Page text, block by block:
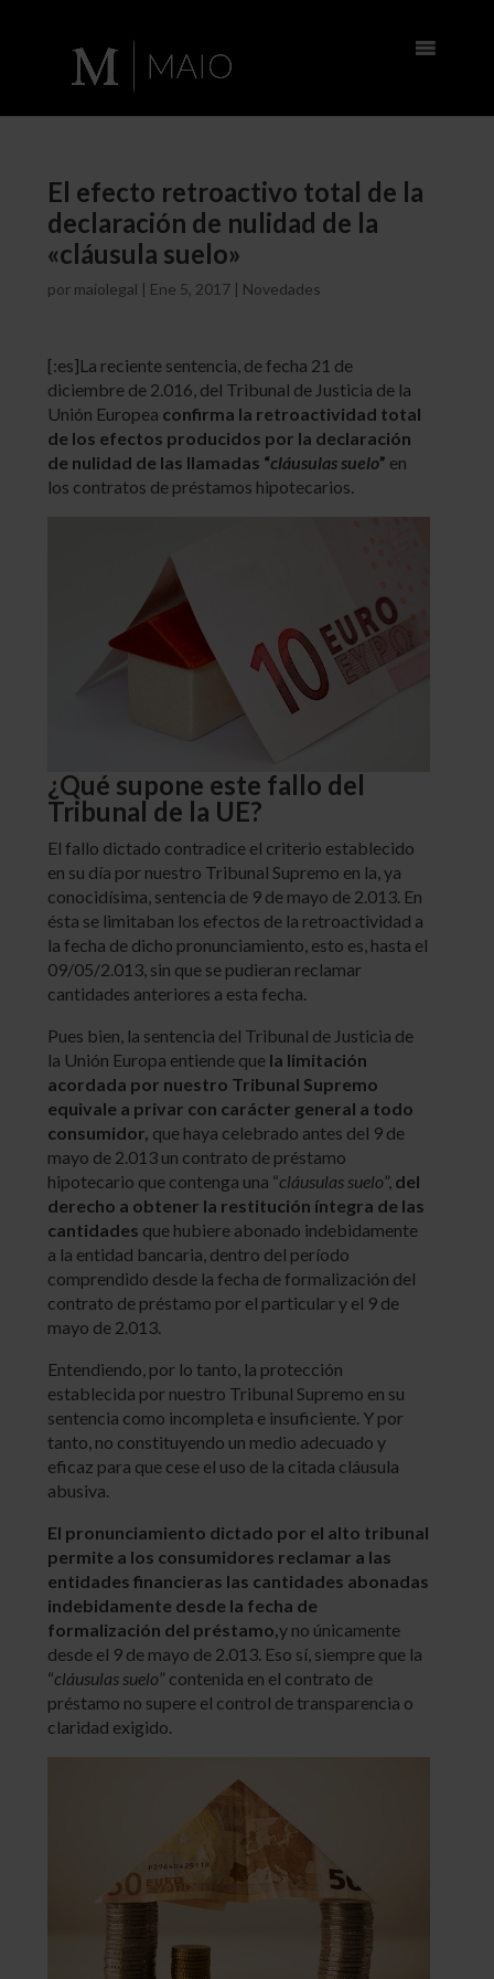
El efecto retroactivo total de la
declaración de nulidad de la
«cláusula suelo»
por maiolegal | Ene 5, 2017 | Novedades
[:es]La reciente sentencia, de fecha 21 de
diciembre de 2.016, del Tribunal de Justicia de la
Unión Europea confirma la retroactividad total
de los efectos producidos por la declaración
de nulidad de las llamadas “cláusulas suelo” en
los contratos de préstamos hipotecarios.
¿Qué supone este fallo del
Tribunal de la UE?
El fallo dictado contradice el criterio establecido
en su día por nuestro Tribunal Supremo en la, ya
conocidísima, sentencia de 9 de mayo de 2.013. En
ésta se limitaban los efectos de la retroactividad a
la fecha de dicho pronunciamiento, esto es, hasta el
09/05/2.013, sin que se pudieran reclamar
cantidades anteriores a esta fecha.
Pues bien, la sentencia del Tribunal de Justicia de
la Unión Europa entiende que la limitación
acordada por nuestro Tribunal Supremo
equivale a privar con carácter general a todo
consumidor, que haya celebrado antes del 9 de
mayo de 2.013 un contrato de préstamo
hipotecario que contenga una “cláusulas suelo”, del
derecho a obtener la restitución íntegra de las
cantidades que hubiere abonado indebidamente
a la entidad bancaria, dentro del período
comprendido desde la fecha de formalización del
contrato de préstamo por el particular y el 9 de
mayo de 2.013.
Entendiendo, por lo tanto, la protección
establecida por nuestro Tribunal Supremo en su
sentencia como incompleta e insuficiente. Y por
tanto, no constituyendo un medio adecuado y
eficaz para que cese el uso de la citada cláusula
abusiva.
El pronunciamiento dictado por el alto tribunal
permite a los consumidores reclamar a las
entidades financieras las cantidades abonadas
indebidamente desde la fecha de
formalización del préstamo,y no únicamente
desde el 9 de mayo de 2.013. Eso sí, siempre que la
“cláusulas suelo” contenida en el contrato de
préstamo no supere el control de transparencia o
claridad exigido.